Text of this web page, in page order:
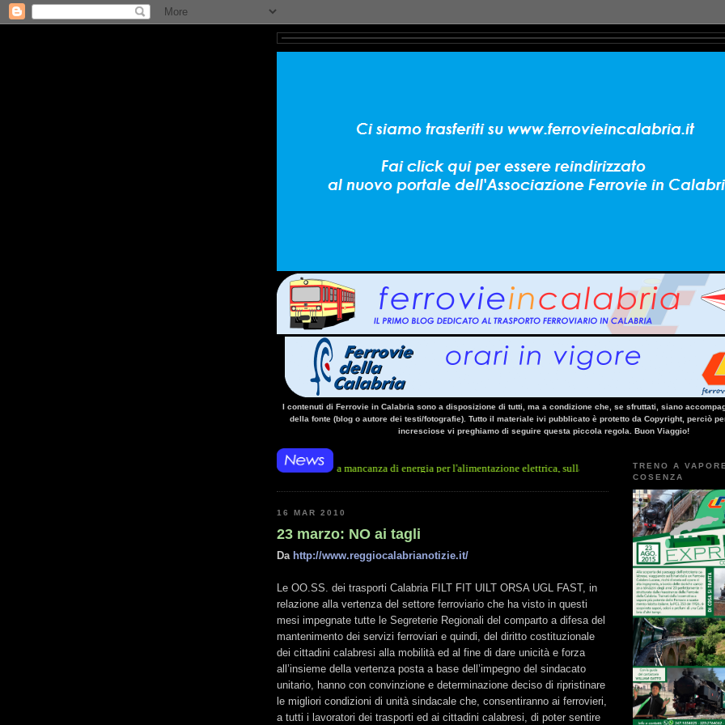
I contenuti di Ferrovie in Calabria sono a disposizione di tutti, ma a condizione che, se sfruttati, siano
della fonte (blog o autore dei testi/fotografie). Tutto il materiale ivi pubblicato è protetto da Copyright, perciò
incresciose vi preghiamo di seguire questa piccola regola. Buon Viaggio!
• 14/10/14 • La mancanza di energia per l'alimentazione elettrica, sulla linea Paola - Cosenza, causa
16 MAR 2010
23 marzo: NO ai tagli
Da http://www.reggiocalabrianotizie.it/
Le OO.SS. dei trasporti Calabria FILT FIT UILT ORSA UGL FAST, in
relazione alla vertenza del settore ferroviario che ha visto in questi
mesi impegnate tutte le Segreterie Regionali del comparto a difesa del
mantenimento dei servizi ferroviari e quindi, del diritto costituzionale
dei cittadini calabresi alla mobilità ed al fine di dare unicità e forza
all’insieme della vertenza posta a base dell’impegno del sindacato
unitario, hanno con convinzione e determinazione deciso di ripristinare
le migliori condizioni di unità sindacale che, consentiranno ai ferrovieri,
a tutti i lavoratori dei trasporti ed ai cittadini calabresi, di poter sentire
TRENO A
COSENZA